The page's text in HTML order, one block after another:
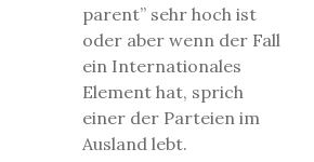
parent” sehr hoch ist
oder aber wenn der Fall
ein Internationales
Element hat, sprich
einer der Parteien im
Ausland lebt.